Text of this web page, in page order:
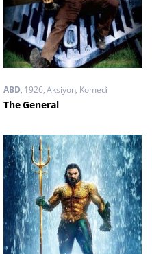
ABD 1926 Aksiyon, Komedi
The General